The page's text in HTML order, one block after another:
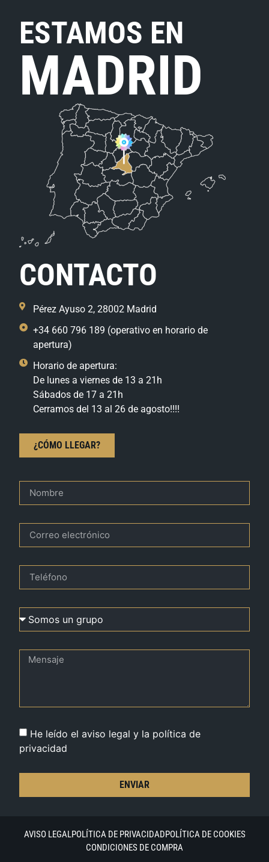
ESTAMOS EN
MADRID
CONTACTO
Pérez Ayuso 2, 28002 Madrid
+34 660 796 189 (operativo en horario de
apertura)
Horario de apertura:
De lunes a viernes de 13 a 21h
Sábados de 17 a 21h
Cerramos del 13 al 26 de agosto!!!!
¿CÓMO LLEGAR?
He leído el aviso legal y la política de
privacidad
ENVIAR
AVISO LEGALPOLÍTICA DE PRIVACIDADPOLÍTICA DE COOKIES
CONDICIONES DE COMPRA